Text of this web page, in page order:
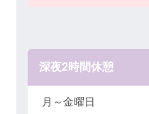
深夜2時間休憩
月～金曜日